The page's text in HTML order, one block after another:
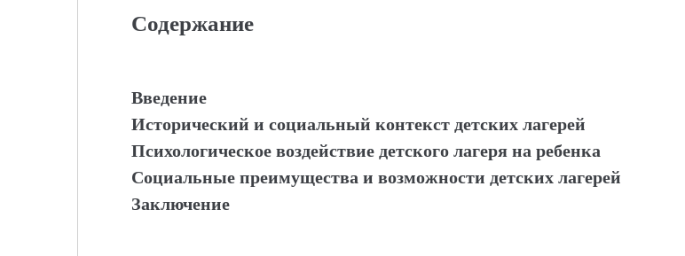
Содержание
Введение
Исторический и социальный контекст детских лагерей
Психологическое воздействие детского лагеря на ребенка
Социальные преимущества и возможности детских лагерей
Заключение